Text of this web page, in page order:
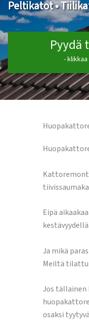
Peltikatot •
Pyydä
-
Eipä
Ja mikä
Meiltä
Jos tällainen
osaksi